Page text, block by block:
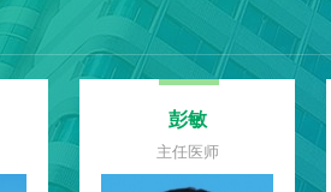
廖楚航
主任医师